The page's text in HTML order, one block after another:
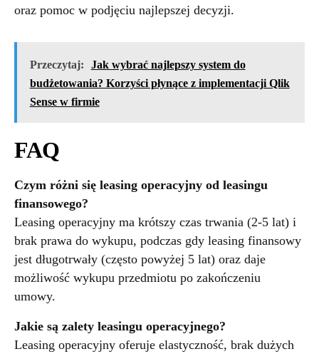
oraz pomoc w podjęciu najlepszej decyzji.
Przeczytaj:
Jak wybrać najlepszy system do
budżetowania? Korzyści płynące z implementacji Qlik
Sense w firmie
FAQ
Czym różni się leasing operacyjny od leasingu
finansowego?
Leasing operacyjny ma krótszy czas trwania (2-5 lat) i
brak prawa do wykupu, podczas gdy leasing finansowy
jest długotrwały (często powyżej 5 lat) oraz daje
możliwość wykupu przedmiotu po zakończeniu
umowy.
Jakie są zalety leasingu operacyjnego?
Leasing operacyjny oferuje elastyczność, brak dużych